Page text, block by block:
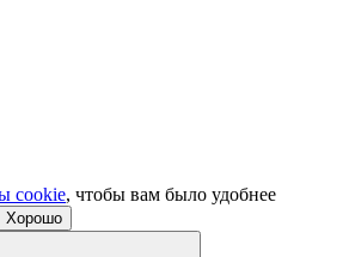
cookie, чтобы вам было удобнее
Хорошо